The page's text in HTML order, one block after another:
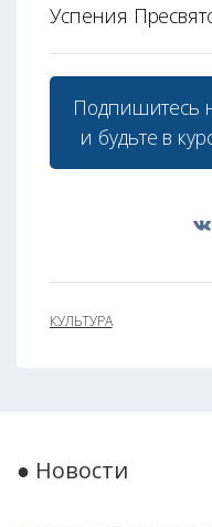
Успения
Подпишитесь
и будьте в
КУЛЬТУРА
● Новости